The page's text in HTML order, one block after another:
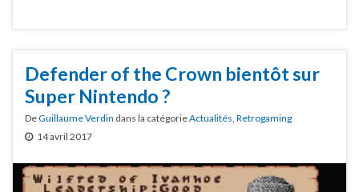
Defender of the Crown bientôt sur
Super Nintendo ?
DeGuillaume Verdin dans la catégorieActualités Retrogaming
14 avril 2017